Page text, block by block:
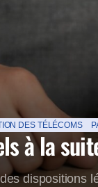
DES TÉLÉCOMS
à la